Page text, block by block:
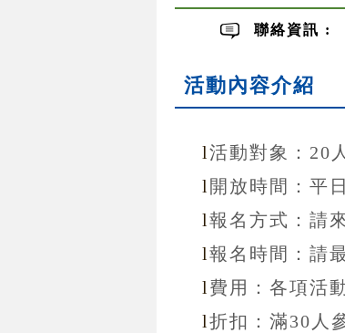
聯絡資訊 :
活動內容介紹
l活動對象：20
l 開放時間： 平
l報名方式： 請
l報名 時間： 請
l 費用：各項活
l折扣 ：滿30 人